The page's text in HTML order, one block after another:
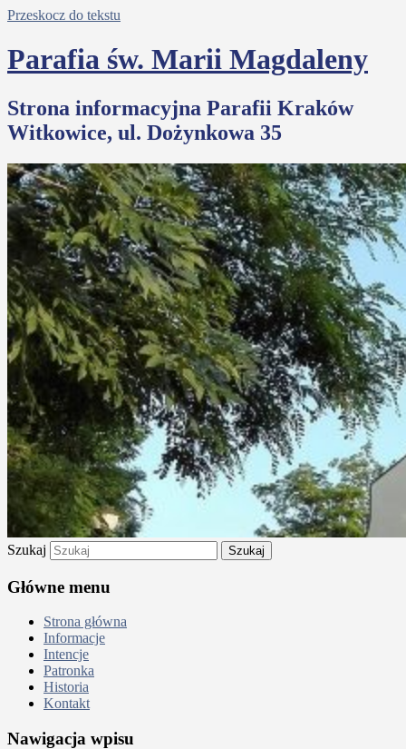
Przeskocz do tekstu
Parafia św. Marii Magdaleny
Strona informacyjna Parafii Kraków
Witkowice, ul. Dożynkowa 35
Szukaj
Główne menu
Strona główna
Informacje
Intencje
Patronka
Historia
Kontakt
Nawigacja wpisu